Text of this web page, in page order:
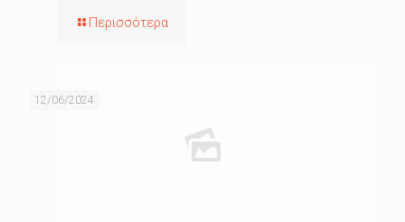
Περισσότερα
12/06/2024